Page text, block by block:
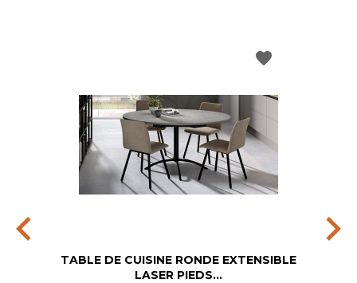
chevron_left
TABLE DE CUISINE RONDE EXTENSIBLE
LASER PIEDS...
favorite
chevron_right